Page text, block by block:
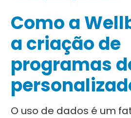
Como a
a criação de
programas
O uso de dados é um